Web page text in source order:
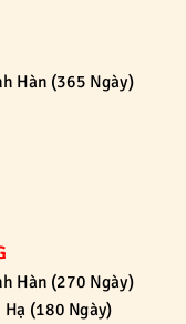
Hàn (365 Ngày)
Hàn (270 Ngày)
(180 Ngày)